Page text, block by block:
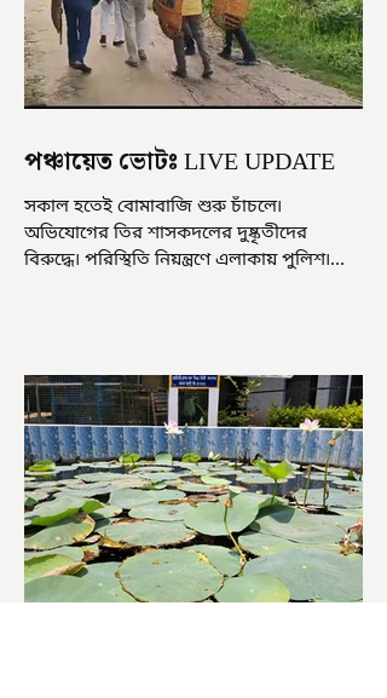
পঞ্চায়েত ভোটঃ LIVE UPDATE
সকাল হতেই বোমাবাজি শুরু চাঁচলে৷
অভিযোগের তির শাসকদলের দুষ্কৃতীদের
বিরুদ্ধে৷ পরিস্থিতি নিয়ন্ত্রণে এলাকায় পুলিশ৷